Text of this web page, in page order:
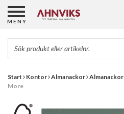
Start Kontor Almanackor Almanackor
More
MENY